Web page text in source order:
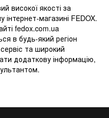
високої якості за
магазині FEDOX.
fedox.com.ua
в будь-який регіон
та широкий
додаткову інформацію,